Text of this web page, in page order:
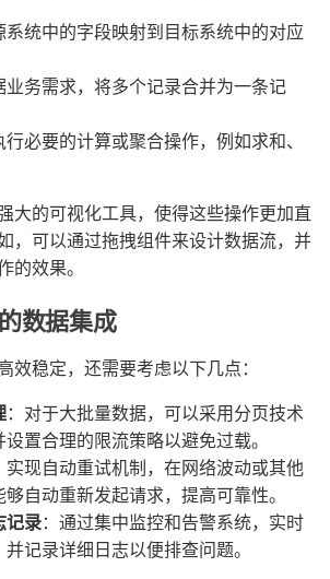
系统中的字段映射到目标系统中的对应
业务需求，将多个记录合并为一条记
行必要的计算或聚合操作，例如求和、
大的可视化工具，使得这些操作更加直
，可以通过拖拽组件来设计数据流，并
的效果。
数据集成
效稳定，还需要考虑以下几点：
：对于大批量数据，可以采用分页技术
置合理的限流策略以避免过载。
实现自动重试机制，在网络波动或其他
自动重新发起请求，提高可靠性。
记录：通过集中监控和告警系统，实时
记录详细日志以便排查问题。